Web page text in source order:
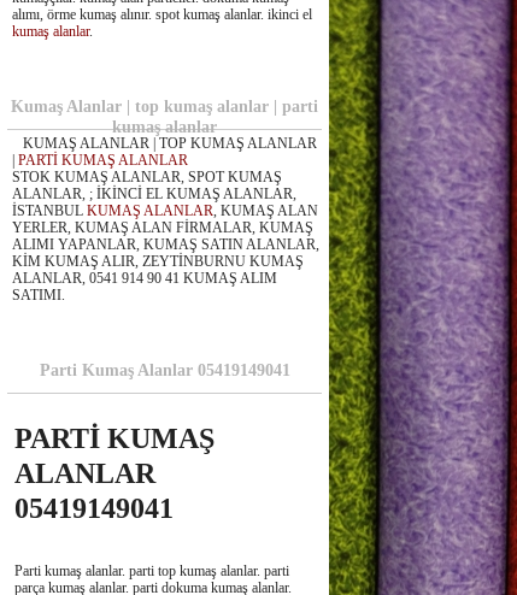
alımı, örme kumaş alınır. spot kumaş alanlar. ikinci el
kumaş alanlar.
Kumaş Alanlar | top kumaş alanlar | parti
kumaş alanlar
KUMAŞ ALANLAR | TOP KUMAŞ ALANLAR
PARTİ KUMAŞ ALANLAR
STOK KUMAŞ ALANLAR, SPOT KUMAŞ
ALANLAR, ; İKİNCİ EL KUMAŞ ALANLAR,
İSTANBUL KUMAŞ ALANLAR, KUMAŞ ALAN
YERLER, KUMAŞ ALAN FİRMALAR, KUMAŞ
ALIMI YAPANLAR, KUMAŞ SATIN ALANLAR,
KİM KUMAŞ ALIR, ZEYTİNBURNU KUMAŞ
ALANLAR, 0541 914 90 41 KUMAŞ ALIM
SATIMI.
Parti Kumaş Alanlar 05419149041
PARTİ KUMAŞ
ALANLAR
05419149041
Parti kumaş alanlar. parti top kumaş alanlar. parti
parça kumaş alanlar. parti dokuma kumaş alanlar.